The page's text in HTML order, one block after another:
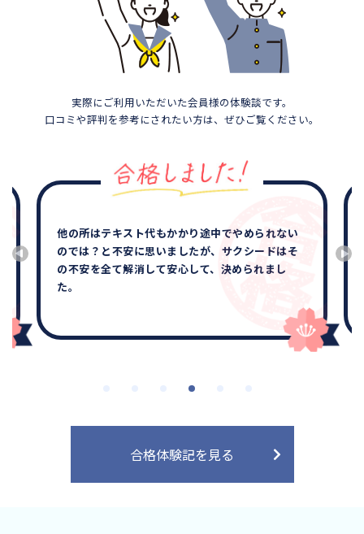
実際にご利用いただいた会員様の体験談です。
口コミや評判を参考にされたい方は、ぜひご覧ください。
他の所はテキスト代もかかり途中でやめられない
のでは？と不安に思いましたが、サクシードはそ
の不安を全て解消して安心して、決められまし
た。
合格体験記を見る